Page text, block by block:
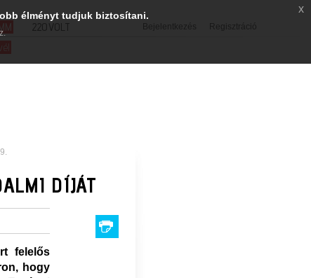
Bejelentkezés Regisztráció
220VOLT
DÍJÁT
felelős
hogy
élményt tudjuk biztosítani.
x